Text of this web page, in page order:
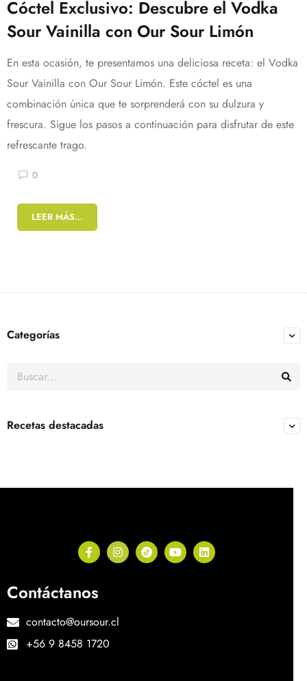
Cóctel Exclusivo: Descubre el Vodka
Sour Vainilla con Our Sour Limón
En esta ocasión, te presentamos una deliciosa receta: el Vodka
Sour Vainilla con Our Sour Limón. Este cóctel es una
combinación única que te sorprenderá con su dulzura y
frescura. Sigue los pasos a continuación para disfrutar de este
refrescante trago.
0
LEER MÁS...
Categorías
Recetas destacadas
Contáctanos
contacto@oursour.cl
+56 9 8458 1720